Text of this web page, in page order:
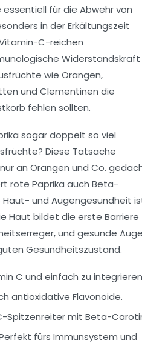
für die Abwehr von
in der Erkältungszeit
C-reichen
Widerstandskraft
wie Orangen,
und Clementinen die
fehlen sollten.
sogar doppelt so viel
Diese Tatsache
an Orangen und Co.
rote Paprika auch Beta-
und Augengesundheit
Haut bildet die erste Barriere
und gesunde
Gesundheitszustand.
C und einfach zu
antioxidative Flavonoide.
Spitzenreiter mit Beta-
fürs Immunsystem und